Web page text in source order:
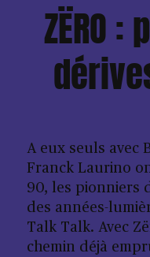
ZËRO
A eux seuls avec
Franck Laurino
90, les pionniers
des années-
Talk Talk. Avec
chemin déjà